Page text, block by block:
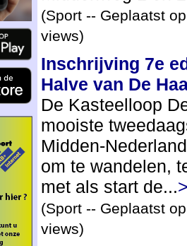
(Sport -- Geplaatst
views)
Inschrijving 7e
Halve van De
De Kasteelloop
mooiste
Midden-
om te wandelen,
met als start de...
(Sport -- Geplaatst
views)